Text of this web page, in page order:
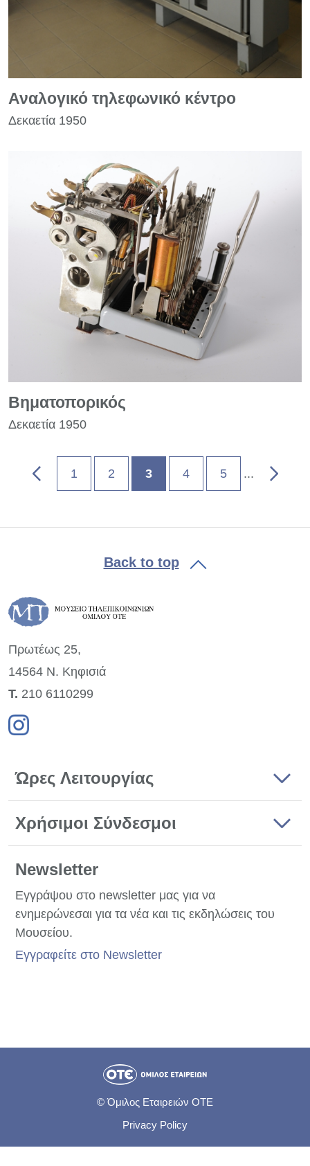
Αναλογικό τηλεφωνικό κέντρο
Δεκαετία 1950
Βηματοπορικός
Δεκαετία 1950
1 2 3 4 5 ...
Back to top
Πρωτέως 25,
14564 Ν. Κηφισιά
Τ. 210 6110299
Ώρες Λειτουργίας
Χρήσιμοι Σύνδεσμοι
Newsletter
Εγγράψου στο newsletter μας για να
ενημερώνεσαι για τα νέα και τις εκδηλώσεις του
Μουσείου.
Εγγραφείτε στο Newsletter
© Όμιλος Εταιρειών ΟΤΕ
Privacy Policy